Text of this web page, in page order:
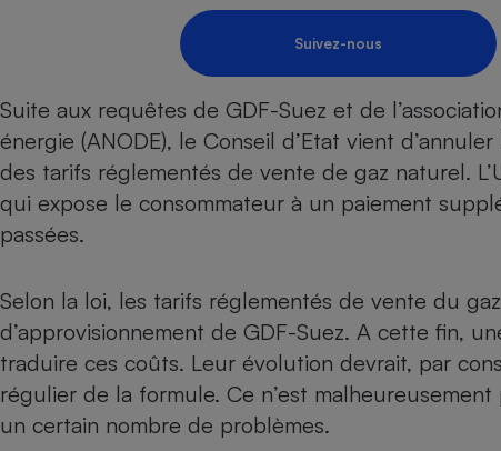
Suivez-nous
Suite aux requêtes de GDF-Suez et de
énergie (ANODE), le Conseil d’Etat vient
des tarifs réglementés de vente de gaz naturel.
qui expose le consommateur à un paiement
passées.
Selon la loi, les tarifs réglementés de vente du
d’approvisionnement de GDF-Suez. A cette fin,
traduire ces coûts. Leur évolution devrait, par
régulier de la formule. Ce n’est
un certain nombre de problèmes.
Nutrition
Produit alimentaire
Sécurité - Hygiène
Supermarché - Drive
Assurance
Banque - Crédit
Epargne - Fiscalité
Assurance auto
Carburant
Circulation routière
Contrôle technique -
Pièce détachée
Moto
Comparatif
Comparatif
Comparatif aspirateur
Comparatif
Comparatif cafetière
Électricité - Gaz
Comparatif casque
Comparatif
Comparatif ultrabook
Comparatif tablette
Crédit immobilier
pression
Comparatif
Aménagement
Bricolage - Jardinage
Chauffage
Hygiène - Beauté
Maladie - Médecine -
Système de santé -
Maison de retraite
Retraite
Choisir son pellet
Comparateur assurance emprunteur
Energie Moins Chère Ensemble
Tous les comparateurs
Toutes les cartes interactives
Speedtest - Testez le débit de votre